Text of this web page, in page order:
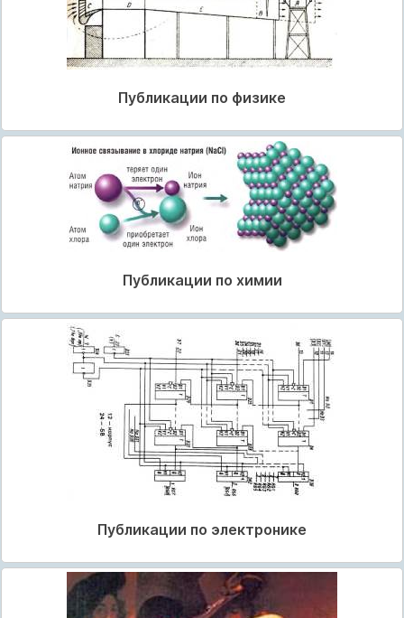
Публикации по физике
Публикации по химии
Публикации по электронике